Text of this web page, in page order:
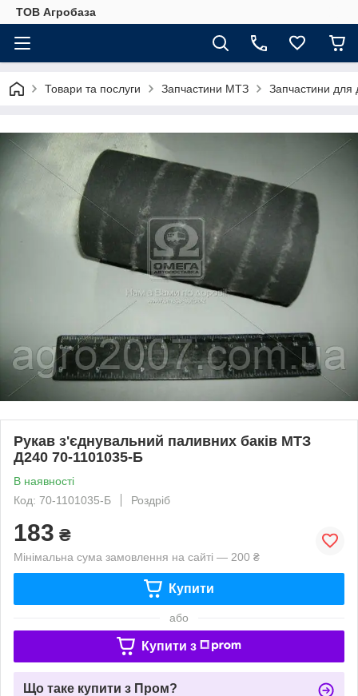
ТОВ Агробаза
Товари та послуги Запчастини МТЗ Запчастини для
Рукав з'єднувальний паливних баків МТЗ
Д240 70-1101035-Б
В наявності
Код: 70-1101035-Б
Роздріб
183 ₴
Мінімальна сума замовлення на сайті — 200 ₴
Купити
або
Купити з
Що таке купити з Пром?